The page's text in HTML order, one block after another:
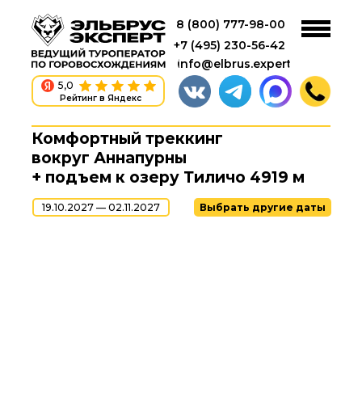
info@elbrus.expert
+7 (495) 230-56-42
8 (800) 777-98-00
5,0
Рейтинг в Яндекс
Комфортный треккинг
вокруг Аннапурны
+ подъем к озеру Тиличо 4919 м
19.10.2027 — 02.11.2027 Выбрать другие даты